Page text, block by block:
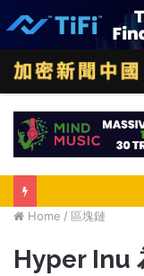
Home / 區塊鏈
Hyper Inu